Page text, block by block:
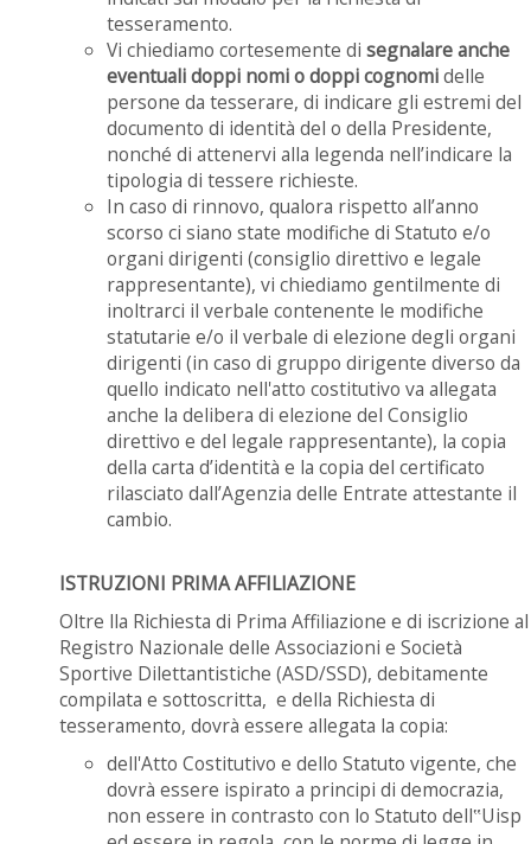
tesseramento.
Vi chiediamo cortesemente di segnalare anche
eventuali doppi nomi o doppi cognomidelle
persone da tesserare, di indicare gli estremi del
documento di identità del o della Presidente,
nonché di attenervi alla legenda nell’indicare la
tipologia di tessere richieste.
In caso di rinnovo, qualora rispetto all’anno
scorso ci siano state modifiche di Statuto e/o
organi dirigenti (consiglio direttivo e legale
rappresentante), vi chiediamo gentilmente di
inoltrarci il verbale contenente le modifiche
statutarie e/o il verbale di elezione degli organi
dirigenti (in caso di gruppo dirigente diverso da
quello indicato nell'atto costitutivo va allegata
anche la delibera di elezione del Consiglio
direttivo e del legale rappresentante), la copia
della carta d’identità e la copia del certificato
rilasciato dall’Agenzia delle Entrate attestante il
cambio.
ISTRUZIONI PRIMA AFFILIAZIONE
Oltre lla Richiesta di Prima Affiliazione e di iscrizione al
Registro Nazionale delle Associazioni e Società
Sportive Dilettantistiche (ASD/SSD), debitamente
compilata e sottoscritta, e della Richiesta di
tesseramento, dovrà essere allegata la copia:
dell'Atto Costitutivo e dello Statuto vigente, che
dovrà essere ispirato a principi di democrazia,
non essere in contrasto con lo Statuto dell‟Uisp